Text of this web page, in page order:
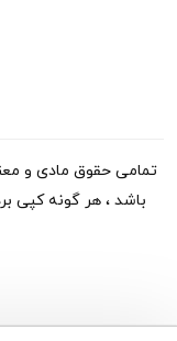
تمامی حقوق مادی و